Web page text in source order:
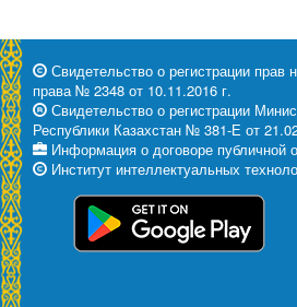
Свидетельство о регистрации прав
права № 2348 от 10.11.2016 г.
Свидетельство о регистрации
Республики Казахстан № 381-Е от
Информация о договоре публичной
Институт интеллектуальных